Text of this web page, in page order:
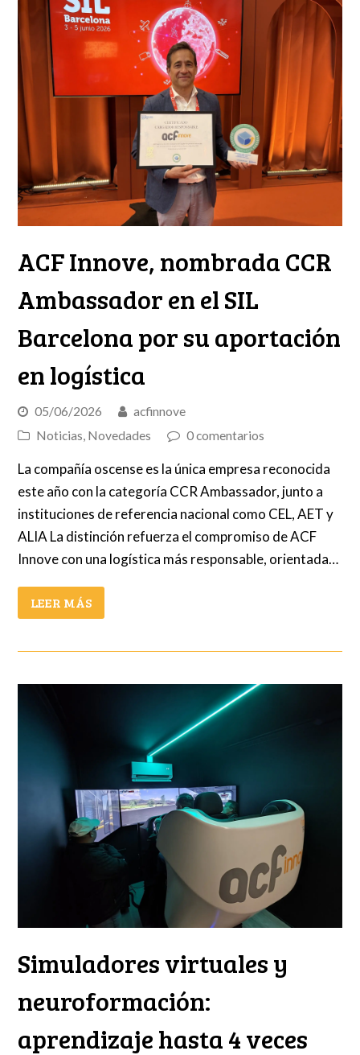
ACF Innove, nombrada CCR
Ambassador en el SIL
Barcelona por su aportación
en logística
05/06/2026
acfinnove
Noticias Novedades 0 comentarios
La compañía oscense es la única empresa reconocida
este año con la categoría CCR Ambassador, junto a
instituciones de referencia nacional como CEL, AET y
ALIA La distinción refuerza el compromiso de ACF
Innove con una logística más responsable, orientada…
LEER MÁS
Simuladores virtuales y
neuroformación:
aprendizaje hasta 4 veces